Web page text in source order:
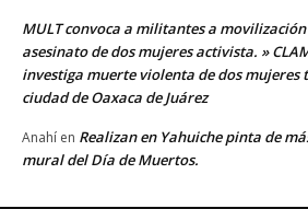
MULT convoca a militantes a
asesinato de dos mujeres activista. »
investiga muerte violenta de dos
ciudad de Oaxaca de Juárez
Anahí en Realizan en Yahuiche pinta de
mural del Día de Muertos.